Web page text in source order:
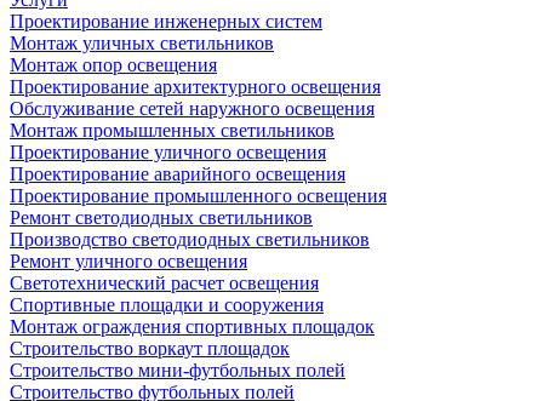
Проектирование инженерных систем
Монтаж уличных светильников
Монтаж опор освещения
Проектирование архитектурного освещения
Обслуживание сетей наружного освещения
Монтаж промышленных светильников
Проектирование уличного освещения
Проектирование аварийного освещения
Проектирование промышленного освещения
Ремонт светодиодных светильников
Производство светодиодных светильников
Ремонт уличного освещения
Светотехнический расчет освещения
Спортивные площадки и сооружения
Монтаж ограждения спортивных площадок
Строительство воркаут площадок
Строительство мини-футбольных полей
Строительство футбольных полей